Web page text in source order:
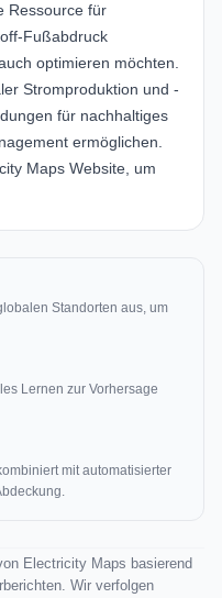
Ressource für
Fußabdruck
optimieren möchten.
Stromproduktion und -
für nachhaltiges
ermöglichen.
Maps Website, um
Standorten aus, um
Lernen zur Vorhersage
mit automatisierter
Electricity Maps basierend
Wir verfolgen